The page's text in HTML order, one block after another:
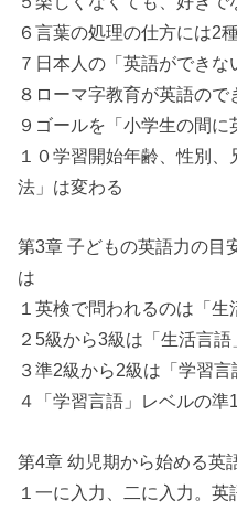
６言葉の処理の仕方には2
７日本人の「英語ができな
８ローマ字教育が英語ので
９ゴールを「小学生の間
１０学習開始年齢、性別
法」は変わる
第3章 子どもの英語力の目
は
１英検で問われるのは「生
２5級から3級は「生活言
３準2級から2級は「学習
４「学習言語」レベルの
第4章 幼児期から始める英
１一に入力、二に入力。英